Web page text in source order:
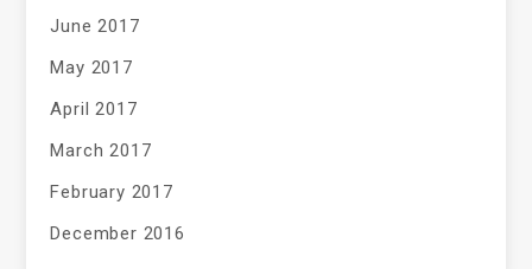
June 2017
May 2017
April 2017
March 2017
February 2017
December 2016